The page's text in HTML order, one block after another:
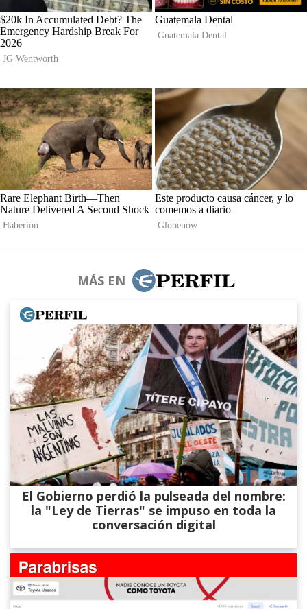
MÁS EN
El Gobierno perdió la pulseada del nombre:
la "Ley de Tierras" se impuso en toda la
conversación digital